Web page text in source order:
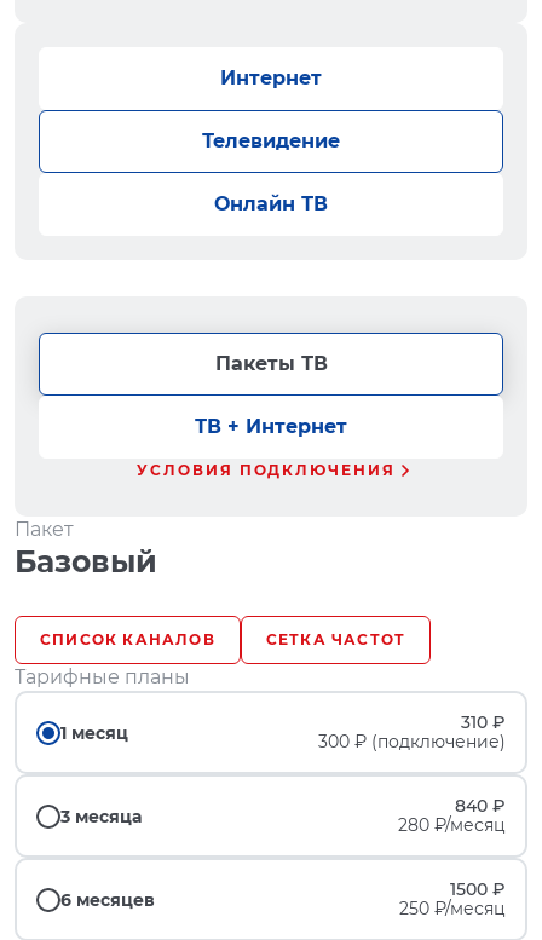
Интернет
Телевидение
Онлайн ТВ
Пакеты ТВ
ТВ + Интернет
УСЛОВИЯ ПОДКЛЮЧЕНИЯ
Пакет
Базовый
СПИСОК КАНАЛОВ СЕТКА ЧАСТОТ
Тарифные планы
1 месяц
310 ₽
300 ₽ (подключение)
3 месяца
840 ₽
280 ₽/месяц
6 месяцев
1500 ₽
250 ₽/месяц